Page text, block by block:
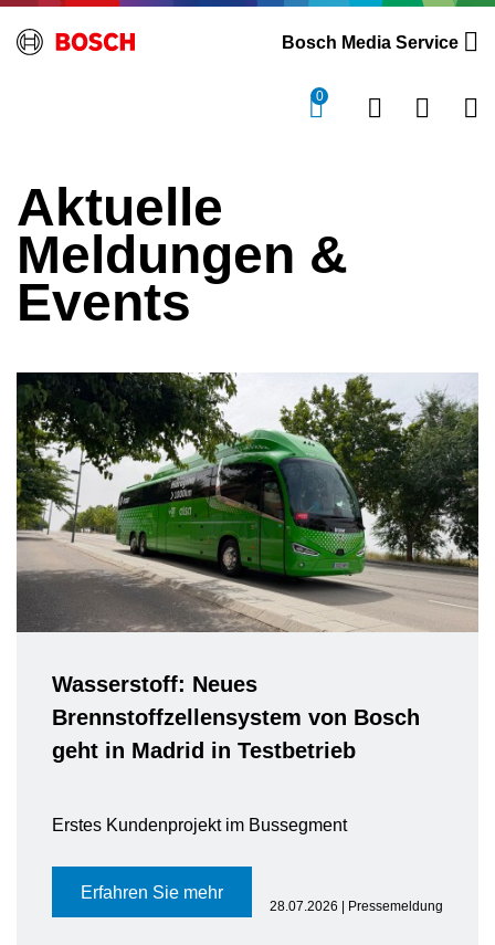
Bosch Media Service
0
Aktuelle
Meldungen &
Events
Wasserstoff: Neues
Brennstoffzellensystem von Bosch
geht in Madrid in Testbetrieb
Erstes Kundenprojekt im Bussegment
Erfahren Sie mehr
28.07.2026 | Pressemeldung